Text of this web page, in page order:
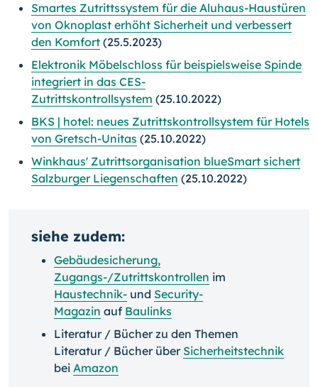
Smartes Zutrittssystem für die Aluhaus-Haustüren
von Oknoplast erhöht Sicherheit und verbessert
den Komfort (25.5.2023)
Elektronik Möbelschloss für beispielsweise Spinde
integriert in das CES-
Zutrittskontrollsystem (25.10.2022)
BKS | hotel: neues Zutrittskontrollsystem für Hotels
von Gretsch-Unitas (25.10.2022)
Winkhaus' Zutrittsorganisation blueSmart sichert
Salzburger Liegenschaften (25.10.2022)
siehe zudem:
Gebäudesicherung,
Zugangs-/Zutrittskontrollen im
Haustechnik- und Security-
Magazin auf Baulinks
Literatur / Bücher zu den Themen
Literatur / Bücher über Sicherheitstechnik
bei Amazon